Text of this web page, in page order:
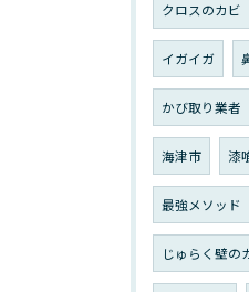
クロスのカビ
イガイガ
かび取り業者
海津市 漆
最強メソッド
じゅらく壁の